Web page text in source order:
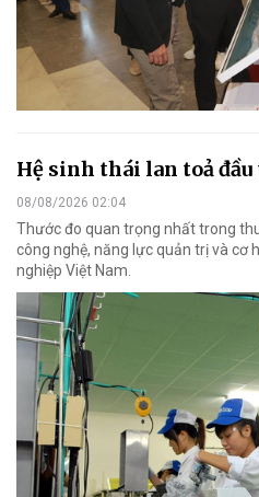
Hệ sinh thái lan toả
08/08/2026 02:04
Thước đo quan trọng nhất trong
công nghệ, năng lực quản trị và cơ
nghiệp Việt Nam.